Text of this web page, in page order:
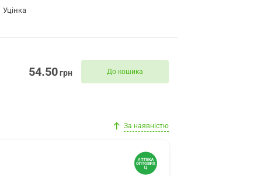
Уцінка
54.50грн До кошика
За наявністю